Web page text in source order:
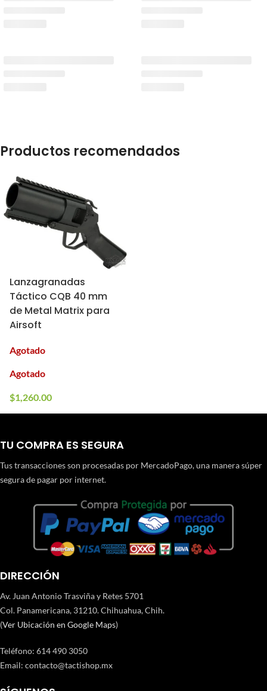
Productos recomendados
Lanzagranadas
Táctico CQB 40 mm
de Metal Matrix para
Airsoft
Agotado
Agotado
$1,260.00
TU COMPRA ES SEGURA
Tus transacciones son procesadas por MercadoPago, una manera súper
segura de pagar por internet.
DIRECCIÓN
Av. Juan Antonio Trasviña y Retes 5701
Col. Panamericana, 31210. Chihuahua, Chih.
(Ver Ubicación en Google Maps)
Teléfono: 614 490 3050
Email: contacto@tactishop.mx